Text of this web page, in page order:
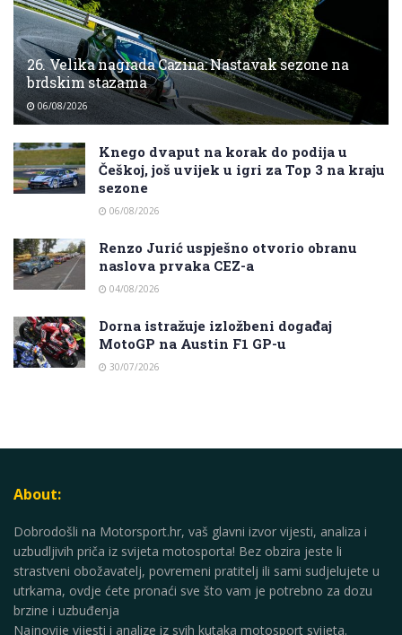
26. Velika nagrada Cazina: Nastavak sezone na
brdskim stazama
06/08/2026
Knego dvaput na korak do podija u
Češkoj, još uvijek u igri za Top 3 na kraju
sezone
06/08/2026
Renzo Jurić uspješno otvorio obranu
naslova prvaka CEZ-a
04/08/2026
Dorna istražuje izložbeni događaj
MotoGP na Austin F1 GP-u
30/07/2026
About:
Dobrodošli na Motorsport.hr, vaš glavni izvor vijesti, analiza i
uzbudljivih priča iz svijeta motosporta! Bez obzira jeste li
strastveni obožavatelj, povremeni pratitelj ili sami sudjelujete u
utrkama, ovdje ćete pronaći sve što vam je potrebno za dozu
brzine i uzbuđenja
Najnovije vijesti i analize iz svih kutaka motosport svijeta.